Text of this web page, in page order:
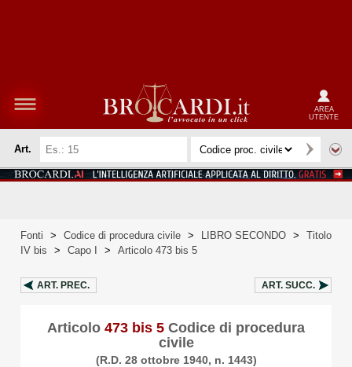
AREA
UTENTE
Art.
Fonti > Codice di procedura civile > LIBRO SECONDO >
Titolo
IV bis
> Capo I > Articolo 473 bis 5
ART. PREC. ART. SUCC.
Articolo 473 bis 5 Codice di procedura
civile
(R.D. 28 ottobre 1940, n. 1443)